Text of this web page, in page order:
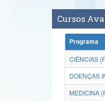
Cursos
Programa
CIÊNCIAS
DOENÇAS
MEDICINA